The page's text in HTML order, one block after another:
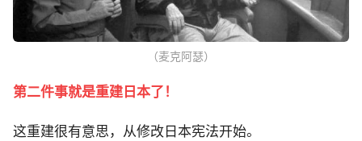
（麦克阿瑟）
第二件事就是重建日本了！
这重建很有意思，从修改日本宪法开始。